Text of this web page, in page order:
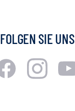
FOLGEN SIE UNS